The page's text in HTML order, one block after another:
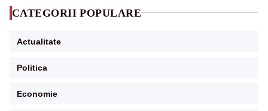
CATEGORII POPULARE
Actualitate
Politica
Economie